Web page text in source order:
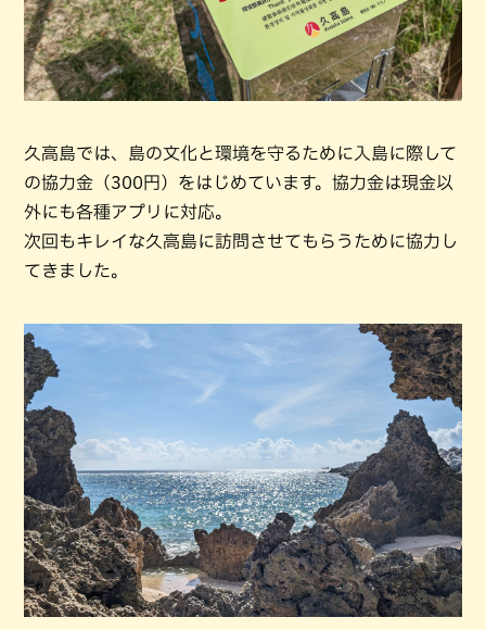
久高島では、島の文化と環境を守るために入島に際して
の協力金（300円）をはじめています。協力金は現金以
外にも各種アプリに対応。
次回もキレイな久高島に訪問させてもらうために協力し
てきました。